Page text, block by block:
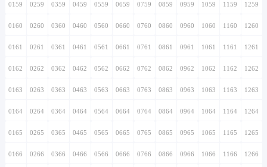
0159 0259 0359 0459 0559 0659 0759 0859 0959 1059 1159 1259
0160 0260 0360 0460 0560 0660 0760 0860 0960 1060 1160 1260
0161 0261 0361 0461 0561 0661 0761 0861 0961 1061 1161 1261
0162 0262 0362 0462 0562 0662 0762 0862 0962 1062 1162 1262
0163 0263 0363 0463 0563 0663 0763 0863 0963 1063 1163 1263
0164 0264 0364 0464 0564 0664 0764 0864 0964 1064 1164 1264
0165 0265 0365 0465 0565 0665 0765 0865 0965 1065 1165 1265
0166 0266 0366 0466 0566 0666 0766 0866 0966 1066 1166 1266